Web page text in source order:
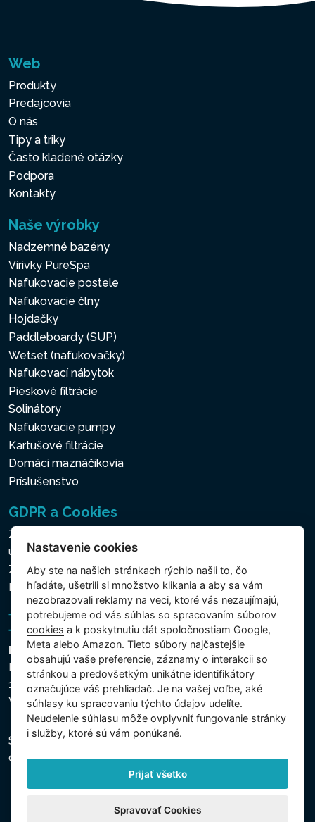
Web
Produkty
Predajcovia
O nás
Tipy a triky
Často kladené otázky
Podpora
Kontakty
Naše výrobky
Nadzemné bazény
Vírivky PureSpa
Nafukovacie postele
Nafukovacie člny
Hojdačky
Paddleboardy (SUP)
Wetset (nafukovačky)
Nafukovací nábytok
Pieskové filtrácie
Solinátory
Nafukovacie pumpy
Kartušové filtrácie
Domáci maznáčikovia
Príslušenstvo
GDPR a Cookies
Zásady ochrany osobných a ďalších spracovávaných
údajov
Zásady používania súborov cookies
Nastavenie cookies
Intex Trading, s.r.o.
Hradecká 2526/3
130 00 Praha 3
Vinohrady - Česká republika
Spoločnosť je zapísaná na Mestskom súde v Prahe,
oddiel C, vložka 74759, IČO 26150808, DIČ CZ26150808.
Nastavenie cookies
Aby ste na našich stránkach rýchlo našli to, čo
hľadáte, ušetrili si množstvo klikania a aby sa vám
nezobrazovali reklamy na veci, ktoré vás nezaujímajú,
potrebujeme od vás súhlas so spracovaním súborov
cookies a k poskytnutiu dát spoločnostiam Google,
Meta alebo Amazon. Tieto súbory najčastejšie
obsahujú vaše preferencie, záznamy o interakcii so
stránkou a predovšetkým unikátne identifikátory
označujúce váš prehliadač. Je na vašej voľbe, aké
súhlasy ku spracovaniu týchto údajov udelíte.
Neudelenie súhlasu mȏže ovplyvniť fungovanie stránky
i služby, ktoré sú vám ponúkané.
Prijať všetko
Spravovať Cookies